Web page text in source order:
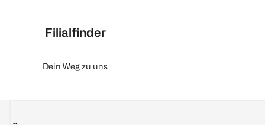
Filialfinder
Dein Weg zu uns